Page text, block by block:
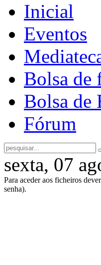
Inicial
Eventos
Bolsa de
Bolsa de
Fórum
sexta, 07
Para aceder aos ficheiros
senha).